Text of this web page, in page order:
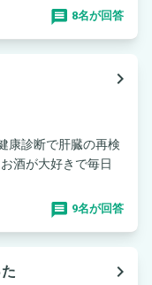
8名が回答
navigate_next
康診断で肝臓の再検
9名が回答
navigate_next